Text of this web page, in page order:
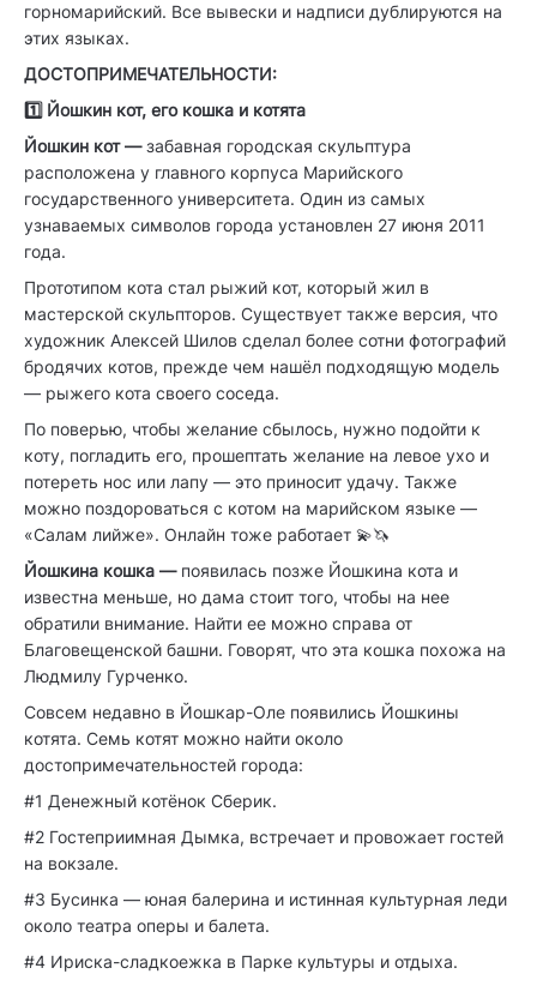
горномарийский. Все вывески и надписи дублируются на
этих языках.
ДОСТОПРИМЕЧАТЕЛЬНОСТИ:
1️⃣ Йошкин кот, его кошка и котята
Йошкин кот —забавная городская скульптура
расположена у главного корпуса Марийского
государственного университета. Один из самых
узнаваемых символов города установлен 27 июня 2011
года.
Прототипом кота стал рыжий кот, который жил в
мастерской скульпторов. Существует также версия, что
художник Алексей Шилов сделал более сотни фотографий
бродячих котов, прежде чем нашёл подходящую модель
— рыжего кота своего соседа.
По поверью, чтобы желание сбылось, нужно подойти к
коту, погладить его, прошептать желание на левое ухо и
потереть нос или лапу — это приносит удачу. Также
можно поздороваться с котом на марийском языке —
«Салам лийже». Онлайн тоже работает 💫🦄
Йошкина кошка — появилась позже Йошкина кота и
известна меньше, но дама стоит того, чтобы на нее
обратили внимание. Найти ее можно справа от
Благовещенской башни. Говорят, что эта кошка похожа на
Людмилу Гурченко.
Совсем недавно в Йошкар-Оле появились Йошкины
котята. Семь котят можно найти около
достопримечательностей города:
#1 Денежный котёнок Сберик.
#2 Гостеприимная Дымка, встречает и провожает гостей
на вокзале.
#3 Бусинка — юная балерина и истинная культурная леди
около театра оперы и балета.
#4 Ириска-сладкоежка в Парке культуры и отдыха.